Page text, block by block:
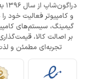
و کامپیوتر فعالیت خود
گیمینگ، سیستم‌های
بر اصالت کالا،
تجربه‌ای مطمئن و